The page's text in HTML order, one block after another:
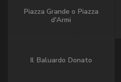
Piazza Grande o Piazza
d'Armi
Il Baluardo Donato